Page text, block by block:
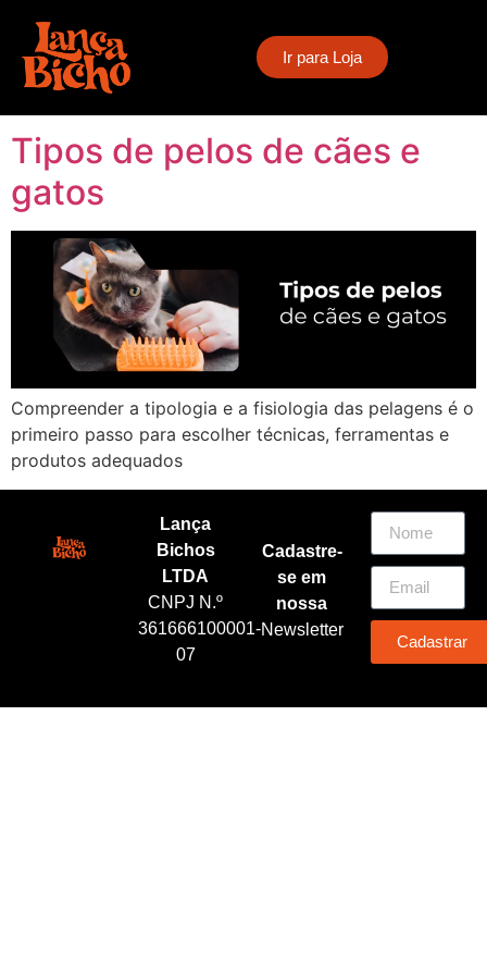
Ir para Loja
Tag: manejo de
pelagens
Tipos de pelos de cães e
gatos
Compreender a tipologia e a fisiologia das pelagens é o
primeiro passo para escolher técnicas, ferramentas e
produtos adequados
Lança
Bichos
LTDA
CNPJ N.º
361666100001-
07
Cadastre-
se em
nossa
Newsletter
Cadastrar